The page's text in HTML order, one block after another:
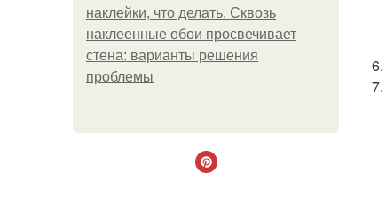
наклейки, что делать. Сквозь
наклеенные обои просвечивает
стена: варианты решения
проблемы